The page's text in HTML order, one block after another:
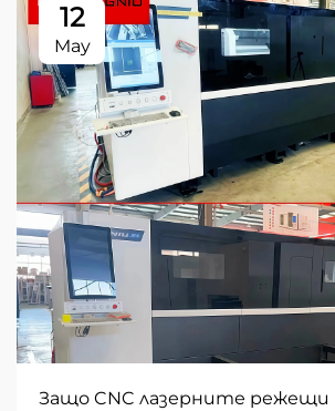
12
May
Защо CNC лазерните